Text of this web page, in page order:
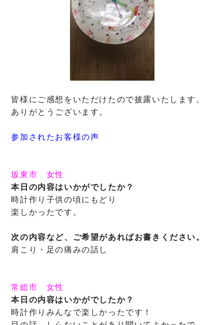
皆様にご感想をいただけたので披露いたします。
ありがとうございます。
参加されたお客様の声
坂東市 女性
本日の内容はいかがでしたか？
時計作り子供の頃にもどり
楽しかったです。
次の内容など、ご希望があればお書きください。
肩こり・足の痛みの話し
常総市 女性
本日の内容はいかがでしたか？
時計作りみんなで楽しかったです！